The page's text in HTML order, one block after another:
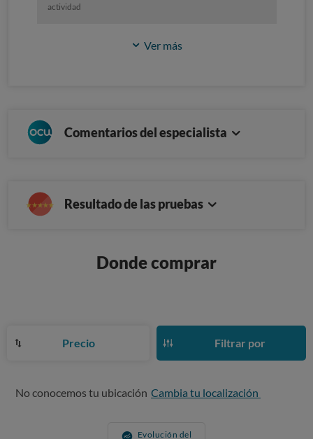
actividad
Ver más
Comentarios del especialista
Resultado de las pruebas
Donde comprar
Precio Filtrar por
No conocemos tu ubicación Cambia tu localización
Evolución del